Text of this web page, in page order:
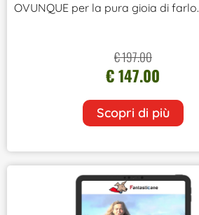
OVUNQUE per la pura gioia di farlo.
€ 197.00
€ 147.00
Scopri di più